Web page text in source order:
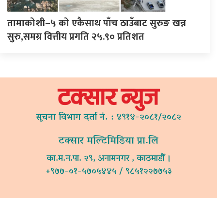
तामाकोशी–५ को एकैसाथ पाँच ठाउँबाट सुरुङ खन्न
सुरु,समग्र वित्तीय प्रगति २५.९० प्रतिशत
सूचना विभाग दर्ता नं. : ४९१४-२०८१/२०८२
टक्सार मल्टिमिडिया प्रा.लि
का.म.न.पा. २९, अनामनगर , काठमाडौं ।
+९७७-०१-५७०५४४५ / ९८५१२२७७५३